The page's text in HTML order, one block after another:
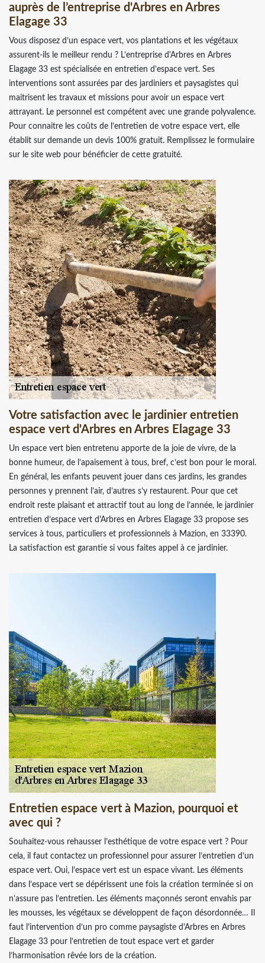
auprès de l’entreprise d'Arbres en Arbres
Elagage 33
Vous disposez d’un espace vert, vos plantations et les végétaux
assurent-ils le meilleur rendu ? L’entreprise d'Arbres en Arbres
Elagage 33 est spécialisée en entretien d’espace vert. Ses
interventions sont assurées par des jardiniers et paysagistes qui
maitrisent les travaux et missions pour avoir un espace vert
attrayant. Le personnel est compétent avec une grande polyvalence.
Pour connaitre les coûts de l’entretien de votre espace vert, elle
établit sur demande un devis 100% gratuit. Remplissez le formulaire
sur le site web pour bénéficier de cette gratuité.
Votre satisfaction avec le jardinier entretien
espace vert d'Arbres en Arbres Elagage 33
Un espace vert bien entretenu apporte de la joie de vivre, de la
bonne humeur, de l’apaisement à tous, bref, c’est bon pour le moral.
En général, les enfants peuvent jouer dans ces jardins, les grandes
personnes y prennent l’air, d’autres s’y restaurent. Pour que cet
endroit reste plaisant et attractif tout au long de l’année, le jardinier
entretien d’espace vert d'Arbres en Arbres Elagage 33 propose ses
services à tous, particuliers et professionnels à Mazion, en 33390.
La satisfaction est garantie si vous faites appel à ce jardinier.
Entretien espace vert à Mazion, pourquoi et
avec qui ?
Souhaitez-vous rehausser l’esthétique de votre espace vert ? Pour
cela, il faut contactez un professionnel pour assurer l’entretien d’un
espace vert. Oui, l’espace vert est un espace vivant. Les éléments
dans l’espace vert se dépérissent une fois la création terminée si on
n’assure pas l’entretien. Les éléments maçonnés seront envahis par
les mousses, les végétaux se développent de façon désordonnée… Il
faut l’intervention d’un pro comme paysagiste d'Arbres en Arbres
Elagage 33 pour l’entretien de tout espace vert et garder
l’harmonisation rêvée lors de la création.